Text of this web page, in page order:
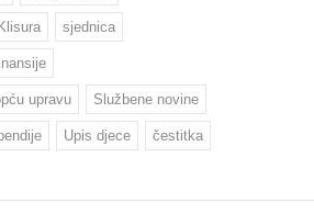
sjednica
upravu Službene novine
Upis djece čestitka